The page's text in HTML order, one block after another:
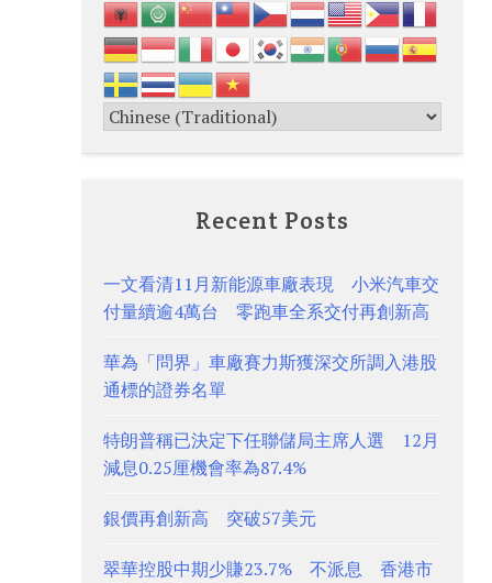
Recent Posts
一文看清11月新能源車廠表現 小米汽車交
付量續逾4萬台 零跑車全系交付再創新高
華為「問界」車廠賽力斯獲深交所調入港股
通標的證券名單
特朗普稱已決定下任聯儲局主席人選 12月
減息0.25厘機會率為87.4%
銀價再創新高 突破57美元
翠華控股中期少賺23.7% 不派息 香港市